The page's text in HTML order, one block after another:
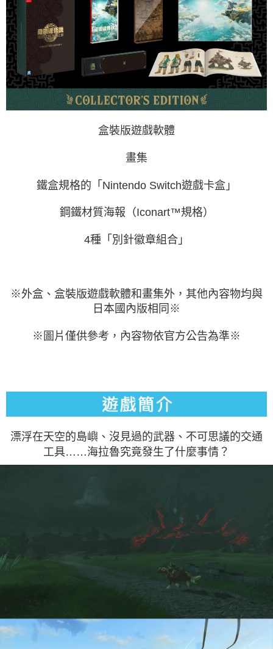
盒裝版遊戲軟體
畫集
鐵盒規格的「Nintendo Switch遊戲卡盒」
鋼鐵材質海報（Iconart™️規格）
4種「別針徽章組合」
※外盒、盒裝版遊戲軟體和畫集外，其他內容物均與
日本國內版相同 ※
※圖片僅供參考，內容物依官方公告為準※
漂浮在天空的島嶼、沒見過的武器、不可思議的交通
工具……海拉魯究竟發生了什麼事情？